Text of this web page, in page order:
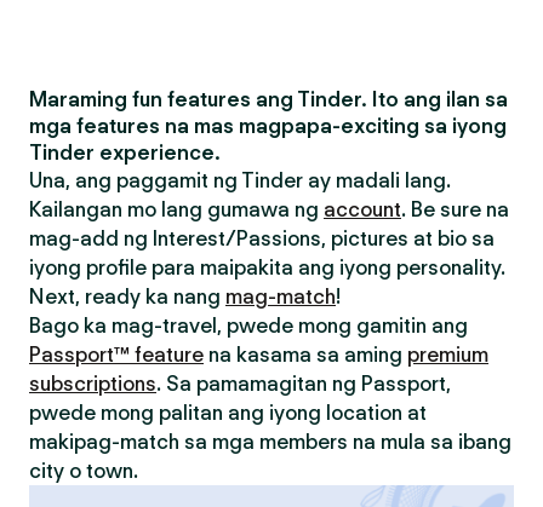
Maraming fun features ang Tinder. Ito ang ilan sa
mga features na mas magpapa-exciting sa iyong
Tinder experience.
Una, ang paggamit ng Tinder ay madali lang.
Kailangan mo lang gumawa ng account. Be sure na
mag-add ng Interest/Passions, pictures at bio sa
iyong profile para maipakita ang iyong personality.
Next, ready ka nang mag-match!
Bago ka mag-travel, pwede mong gamitin ang
Passport™ feature na kasama sa aming premium
subscriptions. Sa pamamagitan ng Passport,
pwede mong palitan ang iyong location at
makipag-match sa mga members na mula sa ibang
city o town.